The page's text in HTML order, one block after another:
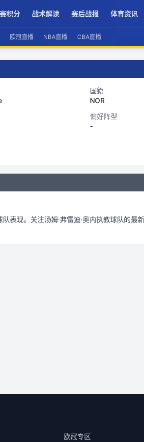
积分 战术解读 赛后战报 体育资讯
欧冠直播 NBA直播 CBA直播
国籍
NOR
偏好阵型
-
队表现。关注汤姆·弗雷迪·奥内执教球队的最
欧冠专区